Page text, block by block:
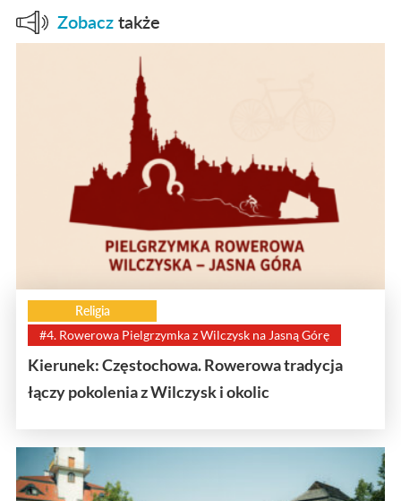
Zobacz także
Religia
#4. Rowerowa Pielgrzymka z Wilczysk na Jasną Górę
Kierunek: Częstochowa. Rowerowa tradycja
łączy pokolenia z Wilczysk i okolic